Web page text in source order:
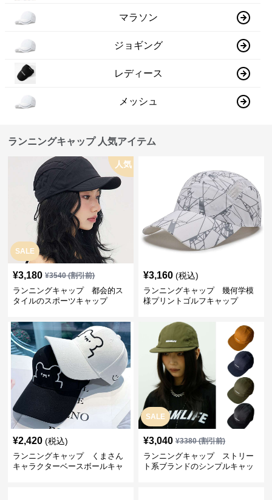
マラソン
ジョギング
レディース
メッシュ
ランニングキャップ 人気アイテム
SALE
人気
¥3,180 ¥3540(割引前)
ランニングキャップ 都会的ス
タイルのスポーツキャップ
¥3,160 (税込)
ランニングキャップ 幾何学模
様プリントゴルフキャップ
¥2,420 (税込)
ランニングキャップ くまさん
キャラクターベースボールキャ
SALE
¥3,040 ¥3380(割引前)
ランニングキャップ ストリー
ト系ブランドのシンプルキャッ